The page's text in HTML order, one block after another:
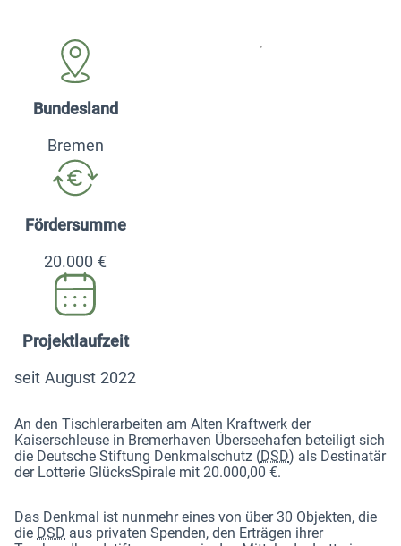
Bundesland
Bremen
Fördersumme
20.000 €
Projektlaufzeit
seit August 2022
An den Tischlerarbeiten am Alten Kraftwerk der
Kaiserschleuse in Bremerhaven Überseehafen beteiligt sich
die Deutsche Stiftung Denkmalschutz (DSD) als Destinatär
der Lotterie GlücksSpirale mit 20.000,00 €.
Das Denkmal ist nunmehr eines von über 30 Objekten, die
die DSD aus privaten Spenden, den Erträgen ihrer